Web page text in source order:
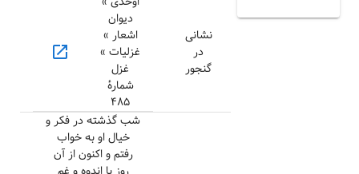
نشانی
در
گنجور
دیوان
اشعار »
غزلیات »
غزل
شمارهٔ
۴۸۵
open_in_new
شب گذشته در فکر و
خیال او به خواب
رفتم و اکنون از آن